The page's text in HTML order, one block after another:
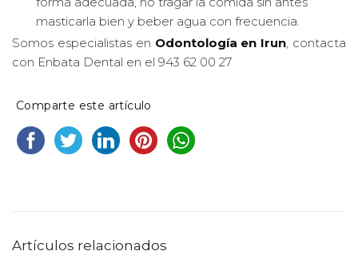
masticarla bien y beber agua con frecuencia.
Somos especialistas en Odontología en Irun , contacta
con Enbata Dental en el 943 62 00 27
Comparte este artículo
Artículos relacionados